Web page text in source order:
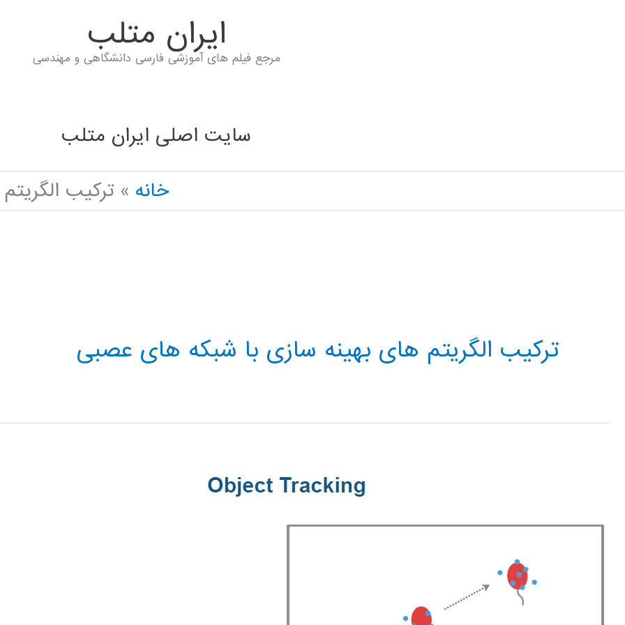
ايران متلب
مرجع فیلم های آموزشی فارسی دانشگاهی و مهندسی
سایت اصلی ایران متلب
خانه
ترکیب
ترکیب الگریتم های بهینه سازی با شبکه های عصبی